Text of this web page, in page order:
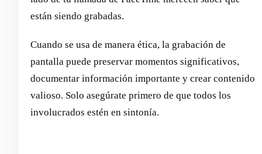
están siendo grabadas.
Cuando se usa de manera ética, la grabación de
pantalla puede preservar momentos significativos,
documentar información importante y crear contenido
valioso. Solo asegúrate primero de que todos los
involucrados estén en sintonía.